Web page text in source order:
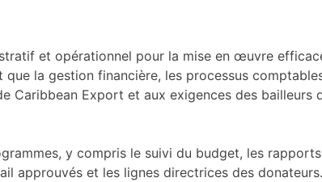
et opérationnel pour la mise en œuvre
la gestion financière, les processus
Export et aux exigences des bailleurs
y compris le suivi du budget, les
approuvés et les lignes directrices des